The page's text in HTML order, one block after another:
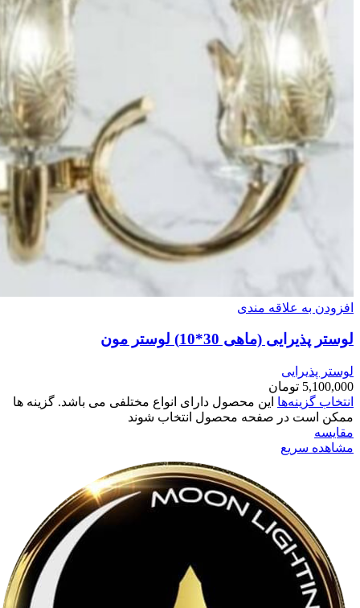
افزودن به علاقه مندی
لوستر پذیرایی (ماهی 30*10) لوستر مون
لوستر پذیرایی
5,100,000 تومان
انتخاب گزینه‌ها این محصول دارای انواع مختلفی می باشد. گزینه ها
ممکن است در صفحه محصول انتخاب شوند
مقایسه
مشاهده سریع